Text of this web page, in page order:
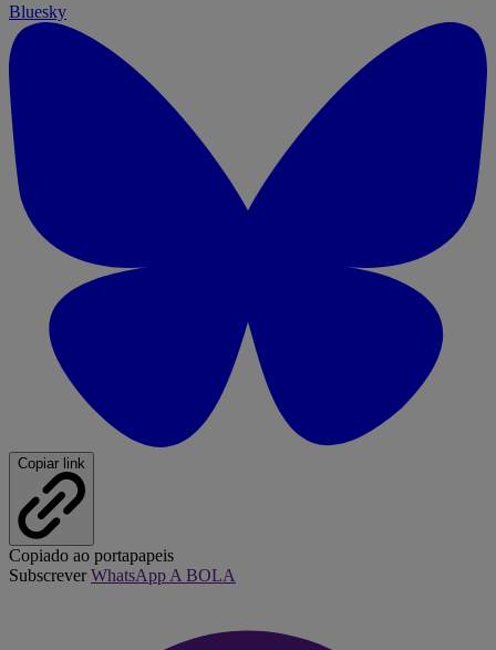
Bluesky
Copiar link
Copiado ao portapapeis
SubscreverWhatsApp A BOLA